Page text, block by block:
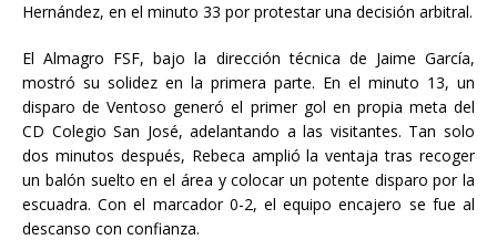
Hernández, en el minuto 33 por protestar una decisión arbitral.
El Almagro FSF, bajo la dirección técnica de Jaime García,
mostró su solidez en la primera parte. En el minuto 13, un
disparo de Ventoso generó el primer gol en propia meta del
CD Colegio San José, adelantando a las visitantes. Tan solo
dos minutos después, Rebeca amplió la ventaja tras recoger
un balón suelto en el área y colocar un potente disparo por la
escuadra. Con el marcador 0-2, el equipo encajero se fue al
descanso con confianza.